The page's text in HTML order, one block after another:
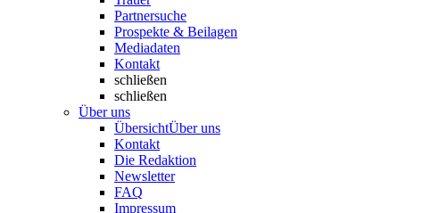
Partnersuche
Prospekte & Beilagen
Mediadaten
Kontakt
schließen
schließen
Über uns
ÜbersichtÜber uns
Kontakt
Die Redaktion
Newsletter
FAQ
Impressum